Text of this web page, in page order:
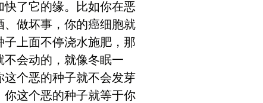
了它的缘。比如你在恶
做坏事，你的癌细胞就
上面不停浇水施肥，那
会动的，就像冬眠一
个恶的种子就不会发芽
这个恶的种子就等于你